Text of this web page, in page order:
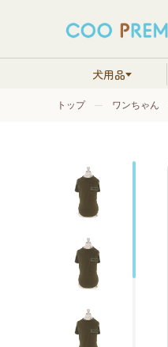
犬用品
トップ ワンちゃん